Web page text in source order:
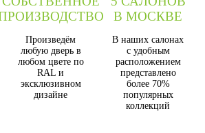
Произведём
любую дверь в
любом цвете по
RAL и
эксклюзивном
дизайне
В МОСКВЕ
В наших салонах
с удобным
расположением
представлено
более 70%
популярных
коллекций